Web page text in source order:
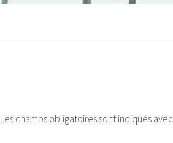
Les champs obligatoires sont indiqués avec